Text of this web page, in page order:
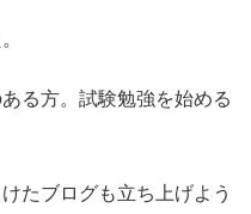
る方。試験勉強を始める
たブログも立ち上げよう